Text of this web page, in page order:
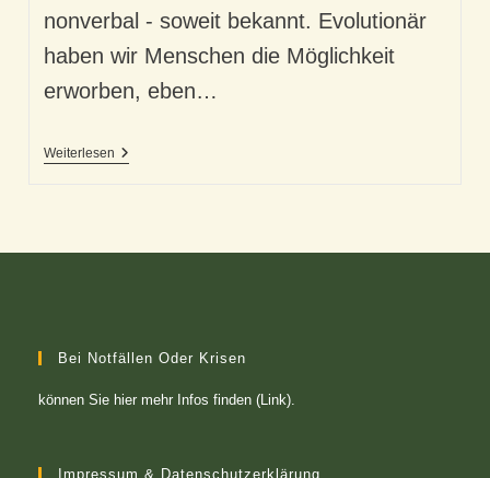
nonverbal - soweit bekannt. Evolutionär
haben wir Menschen die Möglichkeit
erworben, eben…
WeiterlesenVirtuelle
Bei Notfällen Oder Krisen
können Sie hier mehr Infos finden (Link).
Impressum & Datenschutzerklärung